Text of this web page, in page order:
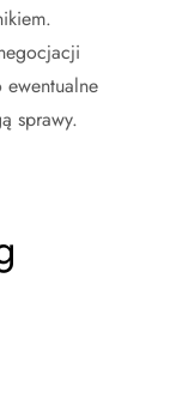
ewentualne
sprawy.